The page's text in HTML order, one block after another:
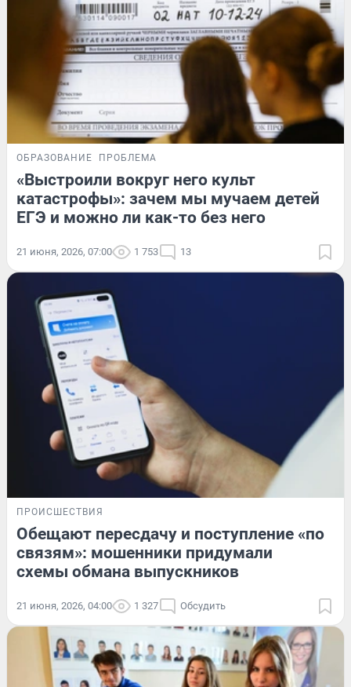
ОБРАЗОВАНИЕ ПРОБЛЕМА
«Выстроили вокруг него культ
катастрофы»: зачем мы мучаем детей
ЕГЭ и можно ли как-то без него
21 июня, 2026, 07:00 1 753 13
ПРОИСШЕСТВИЯ
Обещают пересдачу и поступление «по
связям»: мошенники придумали
схемы обмана выпускников
21 июня, 2026, 04:00 1 327 Обсудить